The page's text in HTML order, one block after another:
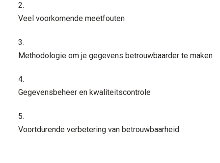
Veel voorkomende meetfouten
Methodologie om je gegevens betrouwbaarder te maken
Gegevensbeheer en kwaliteitscontrole
Voortdurende verbetering van betrouwbaarheid